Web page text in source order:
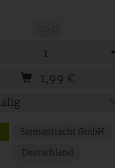
1,99 €
Sonnentracht GmbH
Deutschland